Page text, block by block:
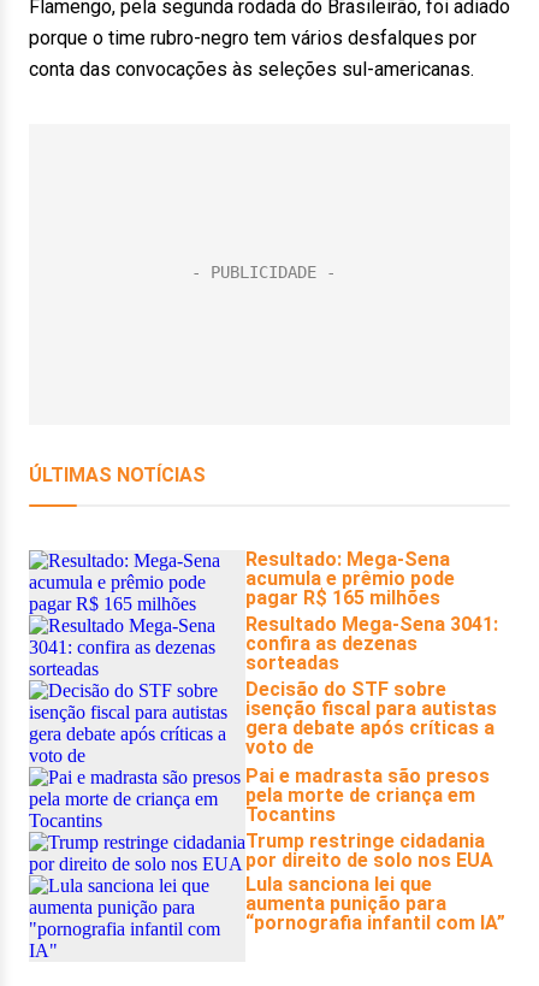
Flamengo, pela segunda rodada do Brasileirão, foi adiado
porque o time rubro-negro tem vários desfalques por
conta das convocações às seleções sul-americanas.